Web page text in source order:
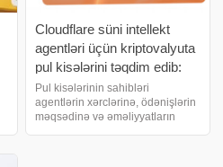
Cloudflare süni intellekt
agentləri üçün kriptovalyuta
pul kisələrini təqdim edib:
onlar alışlar üçün müstəqil
şəkildə ödəniş edə
biləcəklər
Pul kisələrinin sahibləri
agentlərin xərclərinə, ödənişlərin
məqsədinə və əməliyyatların